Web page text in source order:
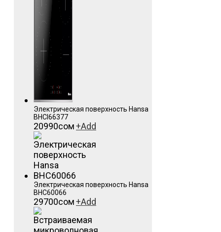
Электрическая поверхность Hansa
BHCI66377
20990сом+Add
Электрическая поверхность Hansa
BHC60066
29700сом+Add